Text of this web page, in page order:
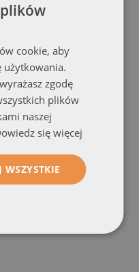
Obraz Akrylowy
Góry Krajobraz (#41805699)
od: 100x50 cm
cookie, aby
użytkowania.
zgodę
plików
naszej
się więcej
WSZYSTKIE